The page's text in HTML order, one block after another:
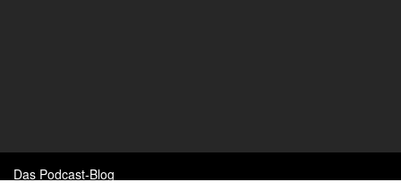
Das Podcast-Blog